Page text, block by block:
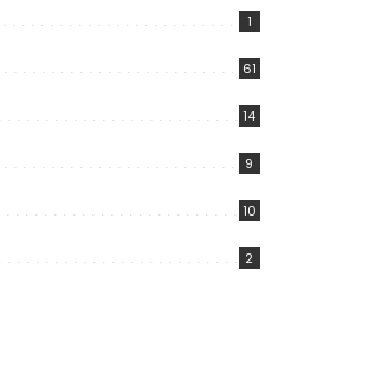
1
61
14
9
10
2